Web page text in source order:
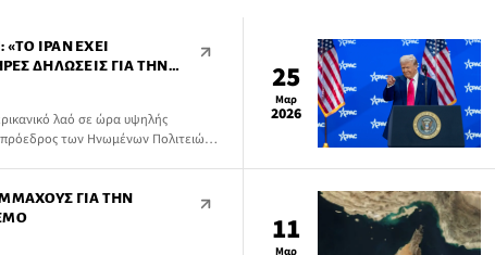
ΙΡΆΝ ΈΧΕΙ
ΔΗΛΏΣΕΙΣ ΓΙΑ ΤΗΝ
λαό σε ώρα υψηλής
των Ηνωμένων Πολιτειών
25
Μαρ
2026
ΓΙΑ ΤΗΝ
11
Μαρ